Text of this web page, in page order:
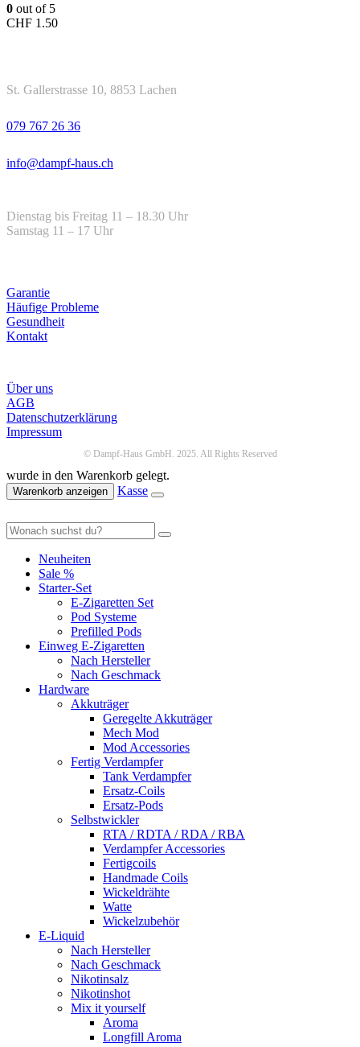
0 out of 5
CHF 1.50
St. Gallerstrasse 10, 8853 Lachen
079 767 26 36
info@dampf-haus.ch
Dienstag bis Freitag 11 – 18.30 Uhr
Samstag 11 – 17 Uhr
Garantie
Häufige Probleme
Gesundheit
Kontakt
Über uns
AGB
Datenschutzerklärung
Impressum
© Dampf-Haus GmbH. 2025. All Rights Reserved
wurde in den Warenkorb gelegt.
Warenkorb anzeigen Kasse
Neuheiten
Sale %
Starter-Set
E-Zigaretten Set
Pod Systeme
Prefilled Pods
Einweg E-Zigaretten
Nach Hersteller
Nach Geschmack
Hardware
Akkuträger
Geregelte Akkuträger
Mech Mod
Mod Accessories
Fertig Verdampfer
Tank Verdampfer
Ersatz-Coils
Ersatz-Pods
Selbstwickler
RTA / RDTA / RDA / RBA
Verdampfer Accessories
Fertigcoils
Handmade Coils
Wickeldrähte
Watte
Wickelzubehör
E-Liquid
Nach Hersteller
Nach Geschmack
Nikotinsalz
Nikotinshot
Mix it yourself
Aroma
Longfill Aroma